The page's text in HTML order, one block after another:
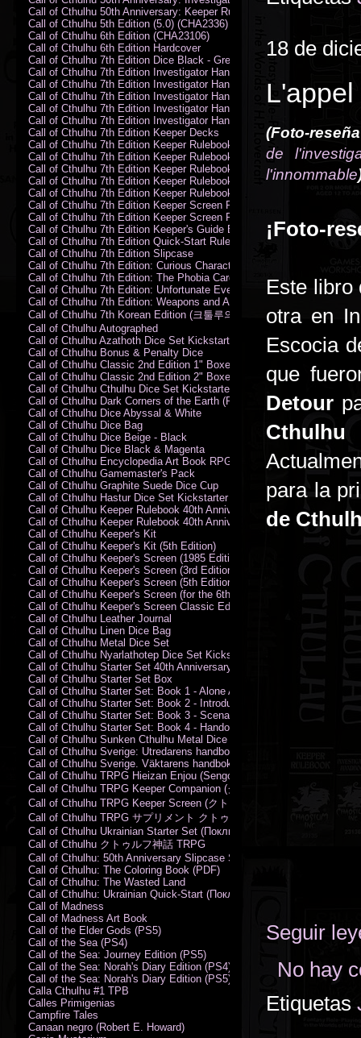
18 de
(Foto-
de
l'innommable
¡Foto-
Este libro
otra en
Escocia
que
Detour
Cthulhu
para la
de
Seguir
No hay
Etiquetas
Call of Cthulhu 50th Anniversary: Keeper Rulebook (PDF)
Call of Cthulhu 5th Edition (5.0) (CHA2336)
Call of Cthulhu 6th Edition (CHA23106)
Call of Cthulhu 6th Edition Hardcover
Call of Cthulhu 7th Edition Dice Black - Green
Call of Cthulhu 7th Edition Investigator Handbook (PDF)
Call of Cthulhu 7th Edition Investigator Handbook Backer Proof (PDF)
Call of Cthulhu 7th Edition Investigator Handbook Hardcover
Call of Cthulhu 7th Edition Investigator Handbook Leatherette
Call of Cthulhu 7th Edition Investigator Handbook Softcover
Call of Cthulhu 7th Edition Keeper Decks
Call of Cthulhu 7th Edition Keeper Rulebook (PDF)
Call of Cthulhu 7th Edition Keeper Rulebook Backer Proof (PDF)
Call of Cthulhu 7th Edition Keeper Rulebook Hardcover
Call of Cthulhu 7th Edition Keeper Rulebook Leatherette
Call of Cthulhu 7th Edition Keeper Rulebook Softcover
Call of Cthulhu 7th Edition Keeper Screen Pack
Call of Cthulhu 7th Edition Keeper Screen Pack (PDF)
Call of Cthulhu 7th Edition Keeper's Guide El Artesano del Rey Edition
Call of Cthulhu 7th Edition Quick-Start Rules (PDF)
Call of Cthulhu 7th Edition Slipcase
Call of Cthulhu 7th Edition: Curious Characters Card Deck
Call of Cthulhu 7th Edition: The Phobia Card Deck
Call of Cthulhu 7th Edition: Unfortunate Events Card Deck
Call of Cthulhu 7th Edition: Weapons and Artifacts Card Deck
Call of Cthulhu 7th Korean Edition (크툴루의 부름: 수호자 룰북)
Call of Cthulhu Autographed
Call of Cthulhu Azathoth Dice Set Kickstarter Edition
Call of Cthulhu Bonus & Penalty Dice
Call of Cthulhu Classic 2nd Edition 1" Boxed Rules Set
Call of Cthulhu Classic 2nd Edition 2" Boxed Rules Set
Call of Cthulhu Cthulhu Dice Set Kickstarter Edition
Call of Cthulhu Dark Corners of the Earth (PC)
Call of Cthulhu Dice Abyssal & White
Call of Cthulhu Dice Bag
Call of Cthulhu Dice Beige - Black
Call of Cthulhu Dice Black & Magenta
Call of Cthulhu Encyclopedia Art Book RPG KA
Call of Cthulhu Gamemaster's Pack
Call of Cthulhu Graphite Suede Dice Cup
Call of Cthulhu Hastur Dice Set Kickstarter Edition
Call of Cthulhu Keeper Rulebook 40th Anniversary Edition
Call of Cthulhu Keeper Rulebook 40th Anniversary Edition (PDF)
Call of Cthulhu Keeper's Kit
Call of Cthulhu Keeper's Kit (5th Edition)
Call of Cthulhu Keeper's Screen (1985 Edition)
Call of Cthulhu Keeper's Screen (3rd Edition)
Call of Cthulhu Keeper's Screen (5th Edition)
Call of Cthulhu Keeper's Screen (for the 6th Edition Rules)
Call of Cthulhu Keeper's Screen Classic Edition
Call of Cthulhu Leather Journal
Call of Cthulhu Linen Dice Bag
Call of Cthulhu Metal Dice Set
Call of Cthulhu Nyarlathotep Dice Set Kickstarter Edition
Call of Cthulhu Starter Set 40th Anniversary Edition
Call of Cthulhu Starter Set Box
Call of Cthulhu Starter Set: Book 1 - Alone Against the Flames
Call of Cthulhu Starter Set: Book 2 - Introductory Rules
Call of Cthulhu Starter Set: Book 3 - Scenarios
Call of Cthulhu Starter Set: Book 4 - Handouts
Call of Cthulhu Sunken Cthulhu Metal Dice Set
Call of Cthulhu Sverige: Utredarens handbok (PDF)
Call of Cthulhu Sverige. Väktarens handbok
Call of Cthulhu TRPG Hieizan Enjou (Sengoku Period)
Call of Cthulhu TRPG Keeper Companion (クトゥルフ神話TRPG キー
Call of Cthulhu TRPG Keeper Screen (クトゥルフ神話TRPG キーパー
Call of Cthulhu TRPG サプリメント クトゥルフ2015
Call of Cthulhu Ukrainian Starter Set (Поклик Ктулху. Базовий набір)
Call of Cthulhu クトゥルフ神話 TRPG
Call of Cthulhu: 50th Anniversary Slipcase Set
Call of Cthulhu: The Coloring Book (PDF)
Call of Cthulhu: The Wasted Land
Call of Cthulhu: Ukrainian Quick-Start (Поклик Ктулху. Швидкий
Call of Madness
Call of Madness Art Book
Call of the Elder Gods (PS5)
Call of the Sea (PS4)
Call of the Sea: Journey Edition (PS5)
Call of the Sea: Norah's Diary Edition (PS4)
Call of the Sea: Norah's Diary Edition (PS5)
Calla Cthulhu #1 TPB
Calles Primigenias
Campfire Tales
Canaan negro (Robert E. Howard)